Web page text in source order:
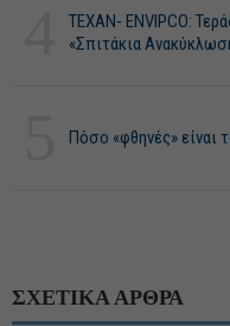
ΤΕΧΑΝ- ENVIPCO:
«Σπιτάκια
Πόσο «φθηνές» είναι
ΣΧΕΤΙΚΑ ΑΡΘΡΑ